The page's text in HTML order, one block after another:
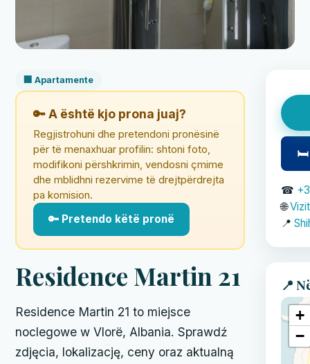
🏢 Apartamente
🔑 A është kjo prona juaj?
Regjistrohuni dhe pretendoni pronësinë
për të menaxhuar profilin: shtoni foto,
modifikoni përshkrimin, vendosni çmime
dhe mblidhni rezervime të drejtpërdrejta
pa komision.
🔑 Pretendo këtë pronë
Residence Martin 21
Residence Martin 21 to miejsce
noclegowe w Vlorë, Albania. Sprawdź
zdjęcia, lokalizację, ceny oraz aktualną
🛏
☎
🌐
📍
📍
+
−